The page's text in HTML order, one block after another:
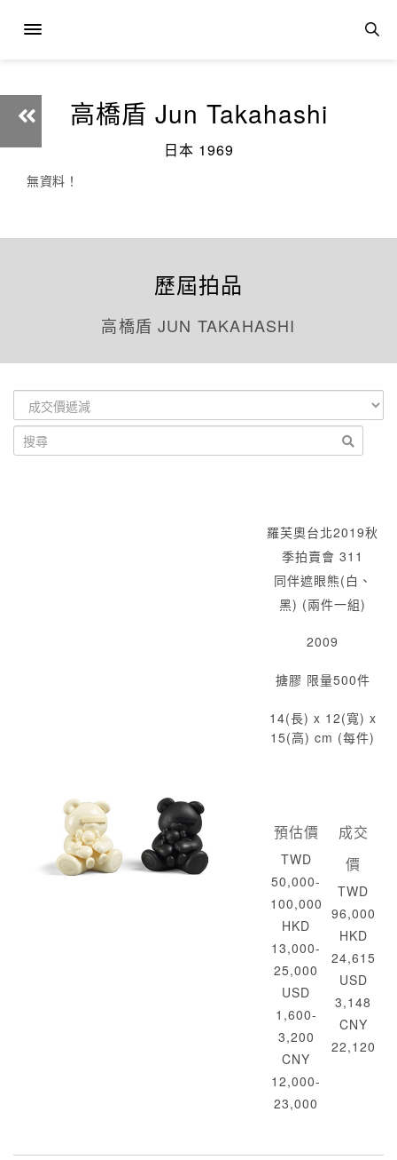
高橋盾 Jun Takahashi
日本 1969
無資料！
歷屆拍品
高橋盾 JUN TAKAHASHI
羅芙奧台北2019秋
季拍賣會 311
同伴遮眼熊(白、
黑) (兩件一組)
2009
搪膠 限量500件
14(長) x 12(寬) x
15(高) cm (每件)
預估價
TWD
50,000-
100,000
HKD
13,000-
25,000
USD
1,600-
3,200
CNY
12,000-
23,000
成交
價
TWD
96,000
HKD
24,615
USD
3,148
CNY
22,120